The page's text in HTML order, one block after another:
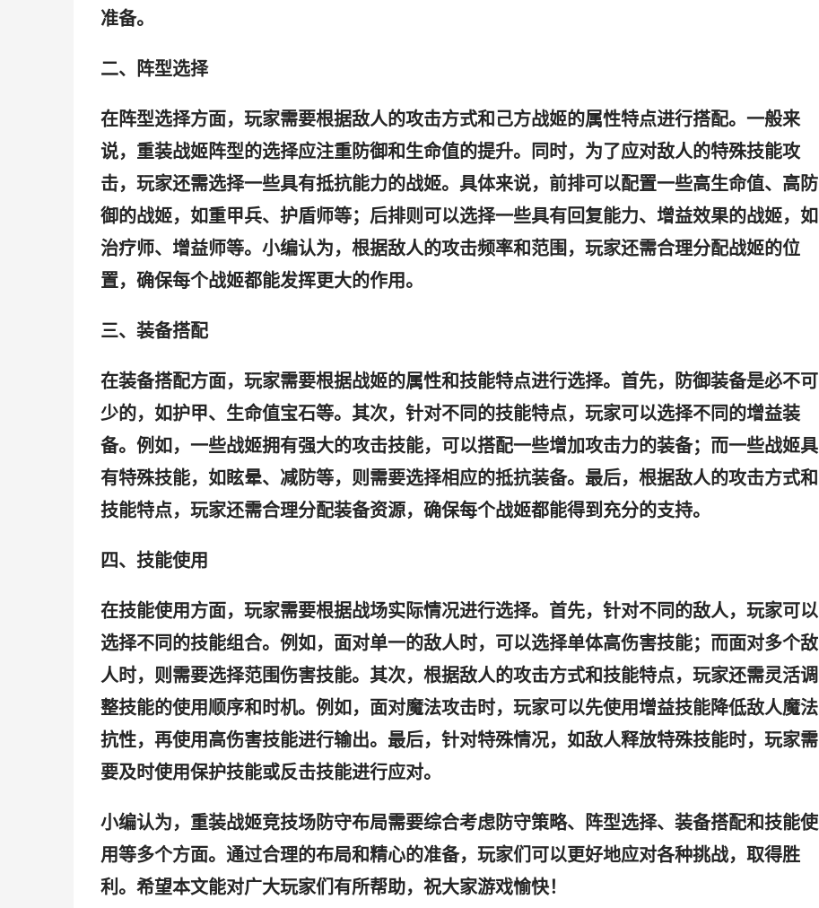
准备。
二、阵型选择
在阵型选择方面，玩家需要根据敌人的攻击方式和己方战姬的属性特点进行搭配。一般来
说，重装战姬阵型的选择应注重防御和生命值的提升。同时，为了应对敌人的特殊技能攻
击，玩家还需选择一些具有抵抗能力的战姬。具体来说，前排可以配置一些高生命值、高防
御的战姬，如重甲兵、护盾师等；后排则可以选择一些具有回复能力、增益效果的战姬，如
治疗师、增益师等。小编认为，根据敌人的攻击频率和范围，玩家还需合理分配战姬的位
置，确保每个战姬都能发挥更大的作用。
三、装备搭配
在装备搭配方面，玩家需要根据战姬的属性和技能特点进行选择。首先，防御装备是必不可
少的，如护甲、生命值宝石等。其次，针对不同的技能特点，玩家可以选择不同的增益装
备。例如，一些战姬拥有强大的攻击技能，可以搭配一些增加攻击力的装备；而一些战姬具
有特殊技能，如眩晕、减防等，则需要选择相应的抵抗装备。最后，根据敌人的攻击方式和
技能特点，玩家还需合理分配装备资源，确保每个战姬都能得到充分的支持。
四、技能使用
在技能使用方面，玩家需要根据战场实际情况进行选择。首先，针对不同的敌人，玩家可以
选择不同的技能组合。例如，面对单一的敌人时，可以选择单体高伤害技能；而面对多个敌
人时，则需要选择范围伤害技能。其次，根据敌人的攻击方式和技能特点，玩家还需灵活调
整技能的使用顺序和时机。例如，面对魔法攻击时，玩家可以先使用增益技能降低敌人魔法
抗性，再使用高伤害技能进行输出。最后，针对特殊情况，如敌人释放特殊技能时，玩家需
要及时使用保护技能或反击技能进行应对。
小编认为，重装战姬竞技场防守布局需要综合考虑防守策略、阵型选择、装备搭配和技能使
用等多个方面。通过合理的布局和精心的准备，玩家们可以更好地应对各种挑战，取得胜
利。希望本文能对广大玩家们有所帮助，祝大家游戏愉快！